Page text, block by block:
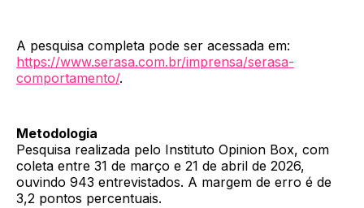
A pesquisa completa pode ser acessada em:
https://www.serasa.com.br/imprensa/serasa-
comportamento/.
Metodologia
Pesquisa realizada pelo Instituto Opinion Box, com
coleta entre 31 de março e 21 de abril de 2026,
ouvindo 943 entrevistados. A margem de erro é de
3,2 pontos percentuais.